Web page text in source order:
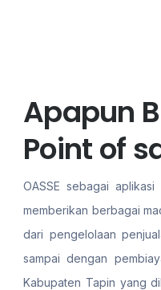
Apapun
Point of
OASSE sebagai
memberikan berbagai
dari pengelolaan
sampai dengan
Kabupaten Tapin yang